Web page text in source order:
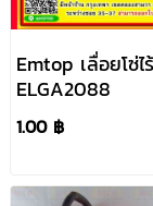
Emtop เลื่อยโซ่
ELGA2088
1.00 ฿